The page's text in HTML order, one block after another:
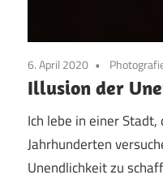
6. April 2020
Illusion der
Ich lebe in einer
Jahrhunderten
Unendlichkeit zu